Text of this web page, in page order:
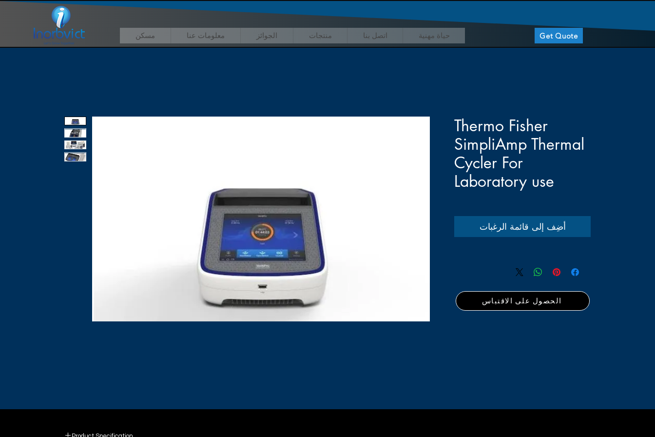
مسكن معلومات عنا الجوائز منتجات اتصل بنا حياة مهنية Get Quote
Thermo Fisher
SimpliAmp Thermal
Cycler For
Laboratory use
أضِف إلى قائمة الرغبات
الحصول على الاقتباس